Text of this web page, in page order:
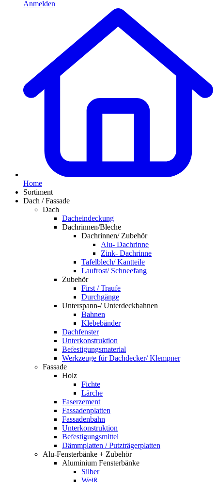
Anmelden
Home
Sortiment
Dach / Fassade
Dach
Dacheindeckung
Dachrinnen/Bleche
Dachrinnen/ Zubehör
Alu- Dachrinne
Zink- Dachrinne
Tafelblech/ Kantteile
Laufrost/ Schneefang
Zubehör
First / Traufe
Durchgänge
Unterspann-/ Unterdeckbahnen
Bahnen
Klebebänder
Dachfenster
Unterkonstruktion
Befestigungsmaterial
Werkzeuge für Dachdecker/ Klempner
Fassade
Holz
Fichte
Lärche
Faserzement
Fassadenplatten
Fassadenbahn
Unterkonstruktion
Befestigungsmittel
Dämmplatten / Putzträgerplatten
Alu-Fensterbänke + Zubehör
Aluminium Fensterbänke
Silber